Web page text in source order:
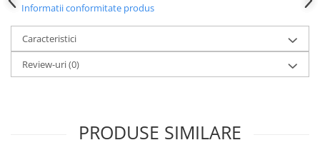
pentru barbati combate cu putere murdaria si mirosul neplacut,
pentru ca tu sa te poti concentra pe obiective mai elevate, cum ar
fi sa inchei contracte sau sa inveti delfinii cum sa vorbeasca.
Prospetimea de durata pe care si-o doreste toata lumea.
Informatii conformitate produs
Caracteristici
Review-uri(0)
PRODUSE SIMILARE